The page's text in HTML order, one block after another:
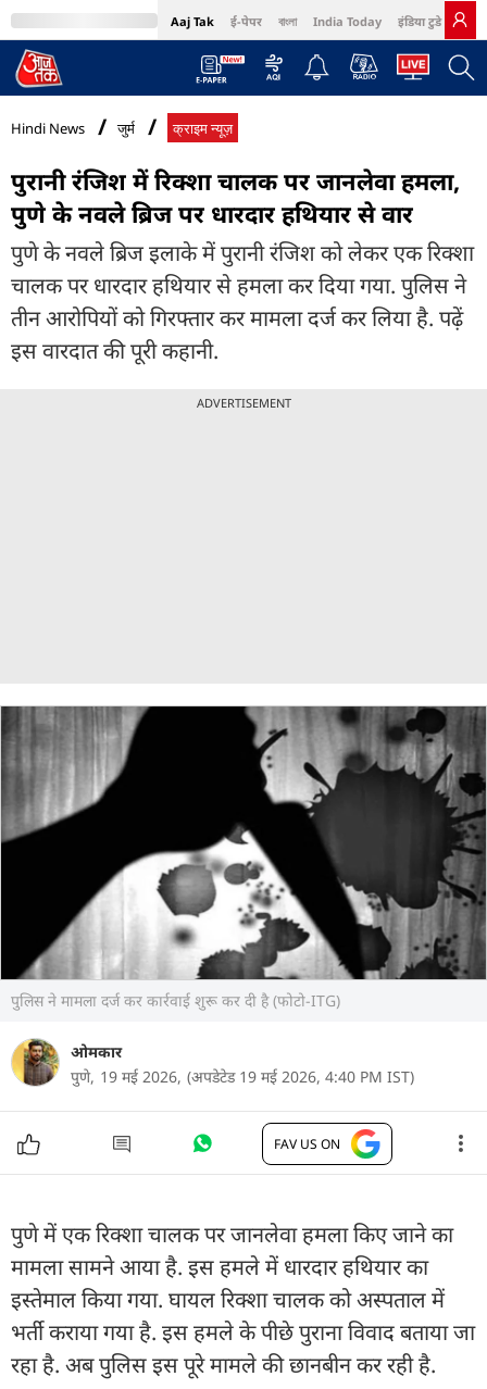
Aaj Tak ई-पेपर বাংলা India Today इंडिया टुडे हिंदी
MumbaiTak Cosmopolitan Harper's Bazaar Northeast
Hindi News जुर्म क्राइम न्यूज़
पुरानी रंजिश में रिक्शा चालक पर जानलेवा हमला,
पुणे के नवले ब्रिज पर धारदार हथियार से वार
पुणे के नवले ब्रिज इलाके में पुरानी रंजिश को लेकर एक रिक्शा
चालक पर धारदार हथियार से हमला कर दिया गया. पुलिस ने
तीन आरोपियों को गिरफ्तार कर मामला दर्ज कर लिया है. पढ़ें
इस वारदात की पूरी कहानी.
ADVERTISEMENT
पुलिस ने मामला दर्ज कर कार्रवाई शुरू कर दी है (फोटो-ITG)
ओमकार
पुणे, 19 मई 2026, (अपडेटेड 19 मई 2026, 4:40 PM IST)
FAV US ON
पुणे में एक रिक्शा चालक पर जानलेवा हमला किए जाने का
मामला सामने आया है. इस हमले में धारदार हथियार का
इस्तेमाल किया गया. घायल रिक्शा चालक को अस्पताल में
भर्ती कराया गया है. इस हमले के पीछे पुराना विवाद बताया जा
रहा है. अब पुलिस इस पूरे मामले की छानबीन कर रही है.